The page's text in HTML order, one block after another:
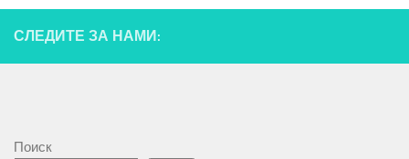
СЛЕДИТЕ ЗА НАМИ:
Поиск